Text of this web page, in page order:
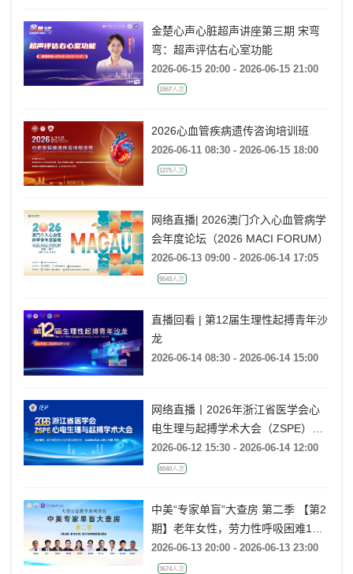
金楚心声心脏超声讲座第三期 宋弯
弯：超声评估右心室功能
2026-06-15 20:00 - 2026-06-15 21:00
1567人次
2026心血管疾病遗传咨询培训班
2026-06-11 08:30 - 2026-06-15 18:00
1275人次
网络直播| 2026澳门介入心血管病学
会年度论坛（2026 MACI FORUM）
2026-06-13 09:00 - 2026-06-14 17:05
9543人次
直播回看 | 第12届生理性起搏青年沙
龙
2026-06-14 08:30 - 2026-06-14 15:00
网络直播丨2026年浙江省医学会心
电生理与起搏学术大会（ZSPE）
——科普论坛
2026-06-12 15:30 - 2026-06-14 12:00
8040人次
中美“专家单盲”大查房 第二季 【第2
期】老年女性，劳力性呼吸困难1月
余
2026-06-13 20:00 - 2026-06-13 23:00
3674人次